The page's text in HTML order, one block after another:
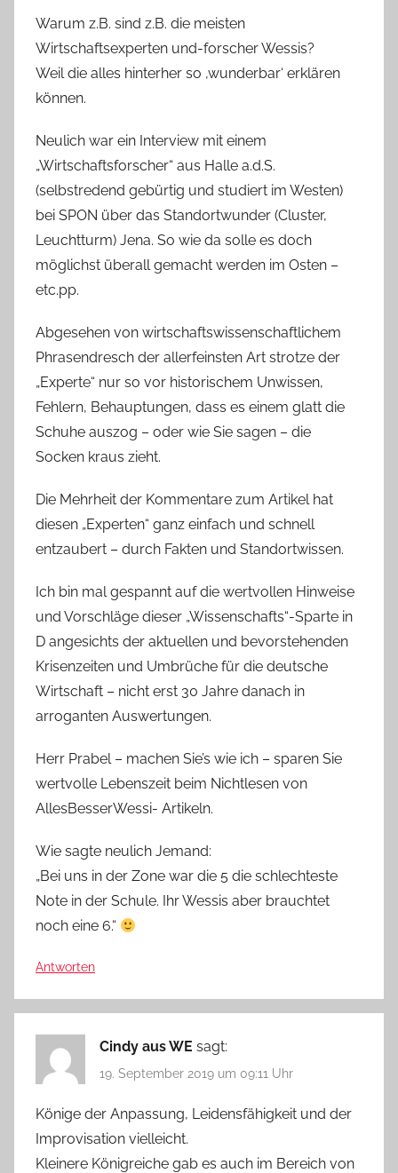
Warum z.B. sind z.B. die meisten
Wirtschaftsexperten und-forscher Wessis?
Weil die alles hinterher so ‚wunderbar‘ erklären
können.
Neulich war ein Interview mit einem
„Wirtschaftsforscher“ aus Halle a.d.S.
(selbstredend gebürtig und studiert im Westen)
bei SPON über das Standortwunder (Cluster,
Leuchtturm) Jena. So wie da solle es doch
möglichst überall gemacht werden im Osten –
etc.pp.
Abgesehen von wirtschaftswissenschaftlichem
Phrasendresch der allerfeinsten Art strotze der
„Experte“ nur so vor historischem Unwissen,
Fehlern, Behauptungen, dass es einem glatt die
Schuhe auszog – oder wie Sie sagen – die
Socken kraus zieht.
Die Mehrheit der Kommentare zum Artikel hat
diesen „Experten“ ganz einfach und schnell
entzaubert – durch Fakten und Standortwissen.
Ich bin mal gespannt auf die wertvollen Hinweise
und Vorschläge dieser „Wissenschafts“-Sparte in
D angesichts der aktuellen und bevorstehenden
Krisenzeiten und Umbrüche für die deutsche
Wirtschaft – nicht erst 30 Jahre danach in
arroganten Auswertungen.
Herr Prabel – machen Sie’s wie ich – sparen Sie
wertvolle Lebenszeit beim Nichtlesen von
AllesBesserWessi- Artikeln.
Wie sagte neulich Jemand:
„Bei uns in der Zone war die 5 die schlechteste
Note in der Schule. Ihr Wessis aber brauchtet
noch eine 6.“
Antworten
Cindy aus WE sagt:
19. September 2019 um 09:11 Uhr
Könige der Anpassung, Leidensfähigkeit und der
Improvisation vielleicht.
Kleinere Königreiche gab es auch im Bereich von